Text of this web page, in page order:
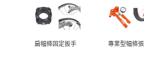
扁幅條固定扳手 專業型幅條